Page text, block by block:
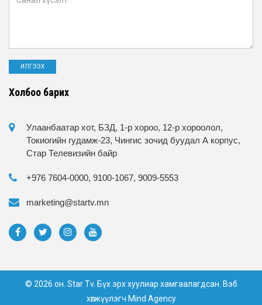
Холбоо барих
Улаанбаатар хот, БЗД, 1-р хороо, 12-р хороолол,
Токиогийн гудамж-23, Чингис зочид буудал А корпус,
Стар Телевизийн байр
+976 7604-0000, 9100-1067, 9009-5553
marketing@startv.mn
© 2026 он. Star Tv. Бүх эрх хуулиар хамгаалагдсан. Вэб
хөгжүүлэгч Mind Agency